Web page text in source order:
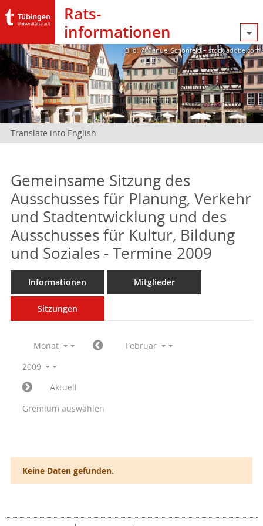
Rats­
informationen
Bild: @Manuel Schönfeld – stock.adobe.com
Translate into English
Gemeinsame Sitzung des
Ausschusses für Planung, Verkehr
und Stadtentwicklung und des
Ausschusses für Kultur, Bildung
und Soziales - Termine 2009
Informationen Mitglieder
Sitzungen
Monat
Februar
2009
Aktuell
Gremium auswählen
Keine Daten gefunden.